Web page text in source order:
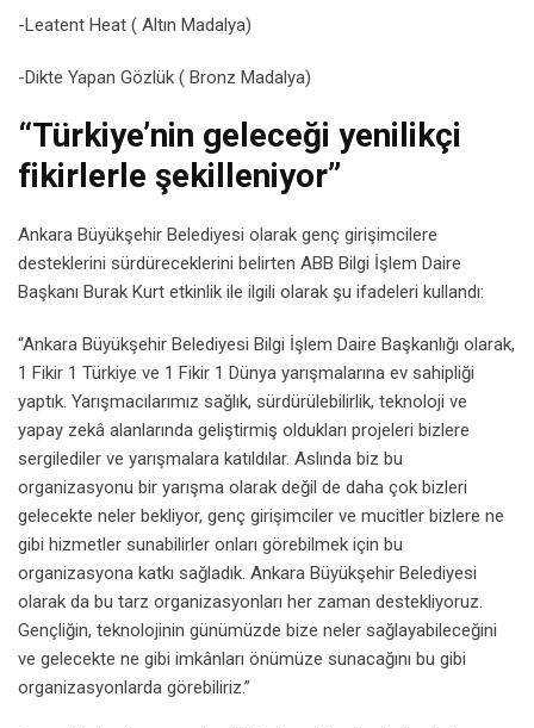
-Leatent Heat ( Altın Madalya)
-Dikte Yapan Gözlük ( Bronz Madalya)
“Türkiye’nin geleceği yenilikçi
fikirlerle şekilleniyor”
Ankara Büyükşehir Belediyesi olarak genç girişimcilere
desteklerini sürdüreceklerini belirten ABB Bilgi İşlem Daire
Başkanı Burak Kurt etkinlik ile ilgili olarak şu ifadeleri kullandı:
“Ankara Büyükşehir Belediyesi Bilgi İşlem Daire Başkanlığı olarak,
1 Fikir 1 Türkiye ve 1 Fikir 1 Dünya yarışmalarına ev sahipliği
yaptık. Yarışmacılarımız sağlık, sürdürülebilirlik, teknoloji ve
yapay zekâ alanlarında geliştirmiş oldukları projeleri bizlere
sergilediler ve yarışmalara katıldılar. Aslında biz bu
organizasyonu bir yarışma olarak değil de daha çok bizleri
gelecekte neler bekliyor, genç girişimciler ve mucitler bizlere ne
gibi hizmetler sunabilirler onları görebilmek için bu
organizasyona katkı sağladık. Ankara Büyükşehir Belediyesi
olarak da bu tarz organizasyonları her zaman destekliyoruz.
Gençliğin, teknolojinin günümüzde bize neler sağlayabileceğini
ve gelecekte ne gibi imkânları önümüze sunacağını bu gibi
organizasyonlarda görebiliriz.”